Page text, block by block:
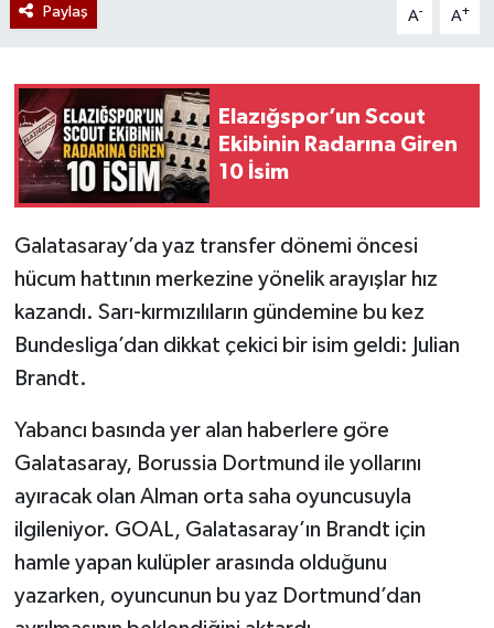
Paylaş A- A+
Elazığspor’un Scout
Ekibinin Radarına Giren
10 İsim
Galatasaray’da yaz transfer dönemi öncesi
hücum hattının merkezine yönelik arayışlar hız
kazandı. Sarı-kırmızılıların gündemine bu kez
Bundesliga’dan dikkat çekici bir isim geldi: Julian
Brandt.
Yabancı basında yer alan haberlere göre
Galatasaray, Borussia Dortmund ile yollarını
ayıracak olan Alman orta saha oyuncusuyla
ilgileniyor. GOAL, Galatasaray’ın Brandt için
hamle yapan kulüpler arasında olduğunu
yazarken, oyuncunun bu yaz Dortmund’dan